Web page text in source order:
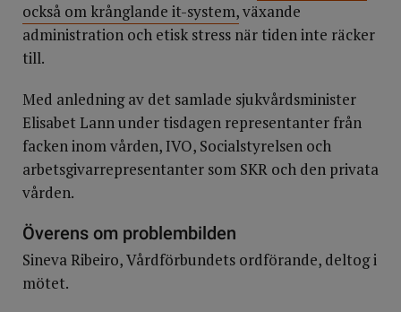
också om krånglande it-system,växande
administration och etisk stress när tiden inte räcker
till.
Med anledning av det samlade sjukvårdsminister
Elisabet Lann under tisdagen representanter från
facken inom vården, IVO, Socialstyrelsen och
arbetsgivarrepresentanter som SKR och den privata
vården.
Överens om problembilden
Sineva Ribeiro, Vårdförbundets ordförande, deltog i
mötet.